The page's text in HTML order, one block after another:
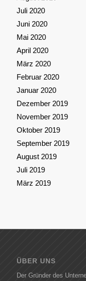
Juli 2020
Juni 2020
Mai 2020
April 2020
März 2020
Februar 2020
Januar 2020
Dezember 2019
November 2019
Oktober 2019
September 2019
August 2019
Juli 2019
März 2019
ÜBER UNS
Der Gründer des